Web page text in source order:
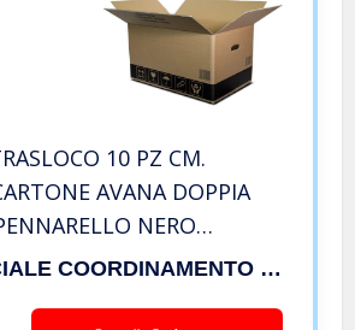
10 PZ CM.
AVANA DOPPIA
NERO
10 ETICHETTE ADESIVE COMMERCIALE COORDINAMENTO TRASLOCATORI